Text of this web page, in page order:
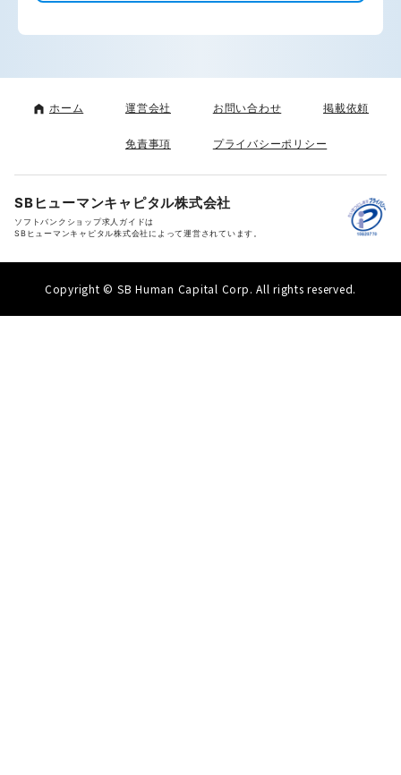
ホーム 運営会社 お問い合わせ 掲載依頼
免責事項 プライバシーポリシー
SBヒューマンキャピタル株式会社
ソフトバンクショップ求人ガイドは
SBヒューマンキャピタル株式会社によって運営されています。
Copyright © SB Human Capital Corp. All rights reserved.